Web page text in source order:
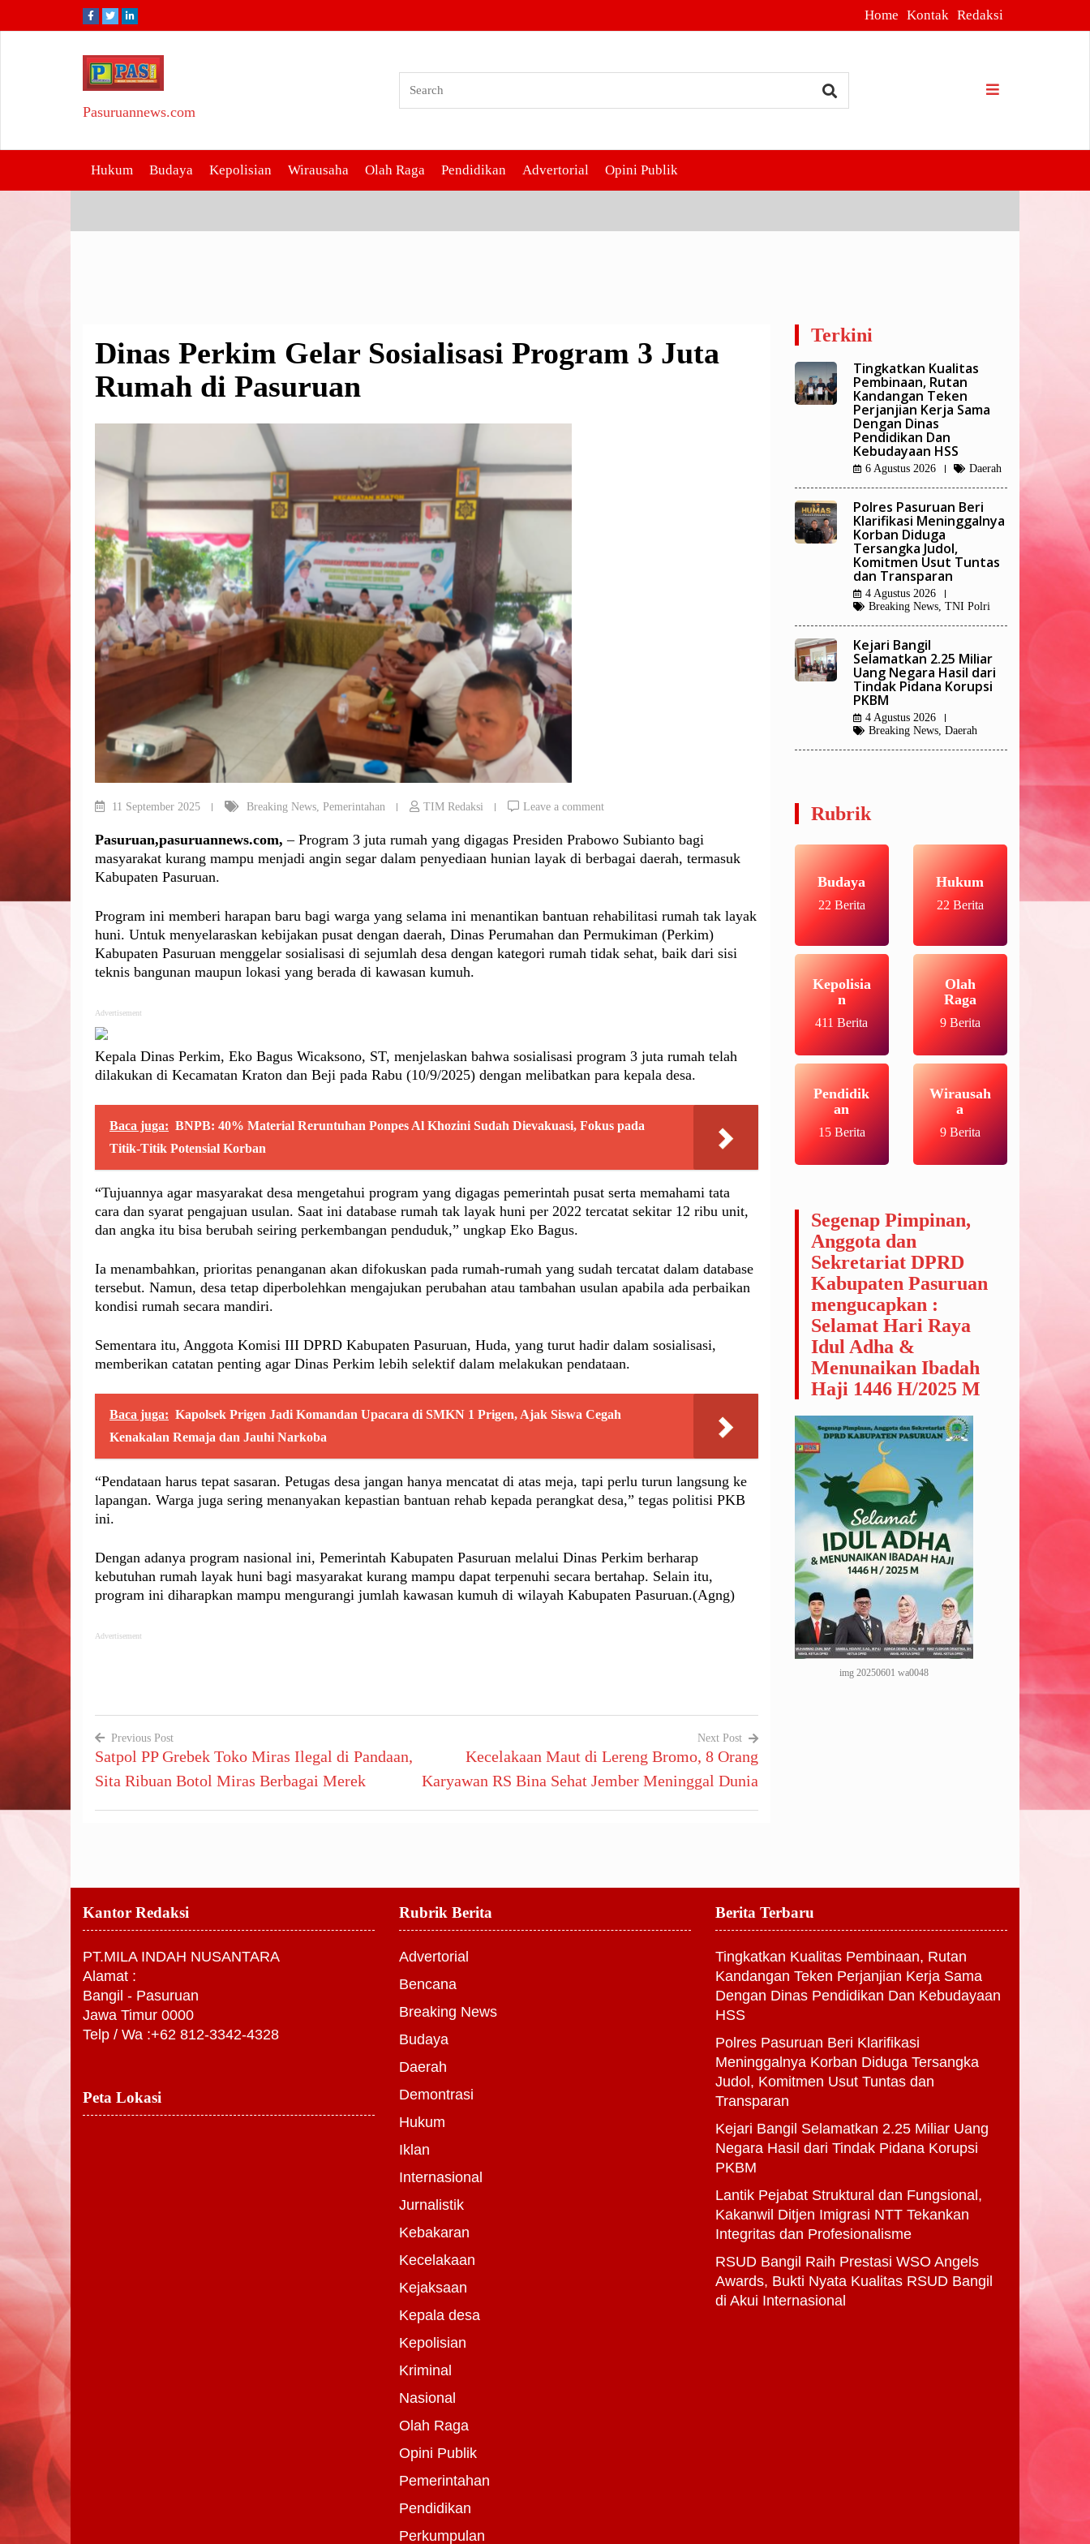
to
Home Kontak Redaksi
Pasuruannews.com
Hukum Budaya Kepolisian Wirausaha Olah Raga Pendidikan Advertorial Opini Publik
Dinas Perkim Gelar Sosialisasi Program 3 Juta Rumah di Pasuruan
Dinas Perkim Gelar Sosialisasi Program 3 Juta
Rumah di Pasuruan
11 September 2025 Breaking News, Pemerintahan TIM Redaksi Leave a comment
Pasuruan,pasuruannews.com, – Program 3 juta rumah yang digagas Presiden Prabowo Subianto bagi
masyarakat kurang mampu menjadi angin segar dalam penyediaan hunian layak di berbagai daerah, termasuk
Kabupaten Pasuruan.
Program ini memberi harapan baru bagi warga yang selama ini menantikan bantuan rehabilitasi rumah tak layak
huni. Untuk menyelaraskan kebijakan pusat dengan daerah, Dinas Perumahan dan Permukiman (Perkim)
Kabupaten Pasuruan menggelar sosialisasi di sejumlah desa dengan kategori rumah tidak sehat, baik dari sisi
teknis bangunan maupun lokasi yang berada di kawasan kumuh.
Advertisement
Kepala Dinas Perkim, Eko Bagus Wicaksono, ST, menjelaskan bahwa sosialisasi program 3 juta rumah telah
dilakukan di Kecamatan Kraton dan Beji pada Rabu (10/9/2025) dengan melibatkan para kepala desa.
Baca juga: BNPB: 40% Material Reruntuhan Ponpes Al Khozini Sudah Dievakuasi, Fokus pada
Titik-Titik Potensial Korban
“Tujuannya agar masyarakat desa mengetahui program yang digagas pemerintah pusat serta memahami tata
cara dan syarat pengajuan usulan. Saat ini database rumah tak layak huni per 2022 tercatat sekitar 12 ribu unit,
dan angka itu bisa berubah seiring perkembangan penduduk,” ungkap Eko Bagus.
Ia menambahkan, prioritas penanganan akan difokuskan pada rumah-rumah yang sudah tercatat dalam database
tersebut. Namun, desa tetap diperbolehkan mengajukan perubahan atau tambahan usulan apabila ada perbaikan
kondisi rumah secara mandiri.
Sementara itu, Anggota Komisi III DPRD Kabupaten Pasuruan, Huda, yang turut hadir dalam sosialisasi,
memberikan catatan penting agar Dinas Perkim lebih selektif dalam melakukan pendataan.
Baca juga: Kapolsek Prigen Jadi Komandan Upacara di SMKN 1 Prigen, Ajak Siswa Cegah
Kenakalan Remaja dan Jauhi Narkoba
“Pendataan harus tepat sasaran. Petugas desa jangan hanya mencatat di atas meja, tapi perlu turun langsung ke
lapangan. Warga juga sering menanyakan kepastian bantuan rehab kepada perangkat desa,” tegas politisi PKB
ini.
Dengan adanya program nasional ini, Pemerintah Kabupaten Pasuruan melalui Dinas Perkim berharap
kebutuhan rumah layak huni bagi masyarakat kurang mampu dapat terpenuhi secara bertahap. Selain itu,
program ini diharapkan mampu mengurangi jumlah kawasan kumuh di wilayah Kabupaten Pasuruan.(Agng)
Advertisement
Navigasi
pos
Previous Post
Satpol PP Grebek Toko Miras Ilegal di Pandaan,
Sita Ribuan Botol Miras Berbagai Merek
Next Post
Kecelakaan Maut di Lereng Bromo, 8 Orang
Karyawan RS Bina Sehat Jember Meninggal Dunia
Terkini
Tingkatkan Kualitas
Pembinaan, Rutan
Kandangan Teken
Perjanjian Kerja Sama
Dengan Dinas
Pendidikan Dan
Kebudayaan HSS
6 Agustus 2026 Daerah
Polres Pasuruan Beri
Klarifikasi Meninggalnya
Korban Diduga
Tersangka Judol,
Komitmen Usut Tuntas
dan Transparan
4 Agustus 2026
Breaking News, TNI Polri
Kejari Bangil
Selamatkan 2.25 Miliar
Uang Negara Hasil dari
Tindak Pidana Korupsi
PKBM
4 Agustus 2026
Breaking News, Daerah
Rubrik
Budaya
22 Berita
Hukum
22 Berita
Kepolisia
n
411 Berita
Olah
Raga
9 Berita
Pendidik
an
15 Berita
Wirausah
a
9 Berita
Segenap Pimpinan,
Anggota dan
Sekretariat DPRD
Kabupaten Pasuruan
mengucapkan :
Selamat Hari Raya
Idul Adha &
Menunaikan Ibadah
Haji 1446 H/2025 M
img 20250601 wa0048
Kantor Redaksi
PT.MILA INDAH NUSANTARA
Alamat :
Bangil - Pasuruan
Jawa Timur 0000
Telp / Wa :+62 812-3342-4328
Peta Lokasi
Rubrik Berita
Advertorial
Bencana
Breaking News
Budaya
Daerah
Demontrasi
Hukum
Iklan
Internasional
Jurnalistik
Kebakaran
Kecelakaan
Kejaksaan
Kepala desa
Kepolisian
Kriminal
Nasional
Olah Raga
Opini Publik
Pemerintahan
Pendidikan
Perkumpulan
Berita Terbaru
Tingkatkan Kualitas Pembinaan, Rutan
Kandangan Teken Perjanjian Kerja Sama
Dengan Dinas Pendidikan Dan Kebudayaan
HSS
Polres Pasuruan Beri Klarifikasi
Meninggalnya Korban Diduga Tersangka
Judol, Komitmen Usut Tuntas dan
Transparan
Kejari Bangil Selamatkan 2.25 Miliar Uang
Negara Hasil dari Tindak Pidana Korupsi
PKBM
Lantik Pejabat Struktural dan Fungsional,
Kakanwil Ditjen Imigrasi NTT Tekankan
Integritas dan Profesionalisme
RSUD Bangil Raih Prestasi WSO Angels
Awards, Bukti Nyata Kualitas RSUD Bangil
di Akui Internasional